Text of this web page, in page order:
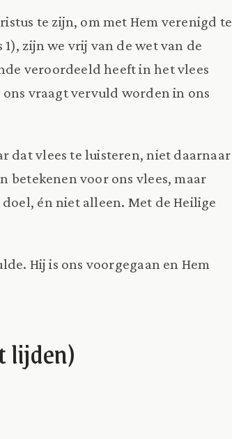
te zijn, om met Hem verenigd te
zijn we vrij van de wet van de
veroordeeld heeft in het vlees
ons vraagt vervuld worden in ons
dat vlees te luisteren, niet daarnaar
betekenen voor ons vlees, maar
én niet alleen. Met de Heilige
Hij is ons voorgegaan en Hem
lijden)